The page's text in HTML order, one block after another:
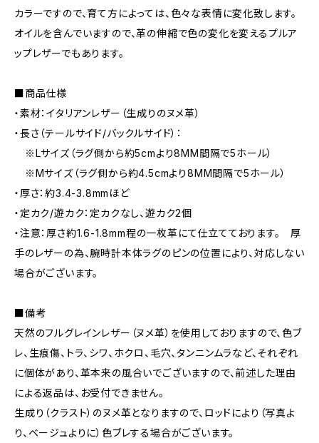
カラーですので、育て方によっては、色々な表情に変化致します。
オイルを含んでいますので、革の伸縮で色の変化を変えるプルア
ップレザーでもあります。
■商品仕様
・素材：イタリアンレザー（生成りのヌメ革）
・長さ（テールサイド/バックルサイド）：
※Lサイズ（ラグ側から約5cmより8MM間隔で5ホール）
※Mサイズ（ラグ側から約4.5cmより8MM間隔で5ホール）
・厚さ：約3.4-3.8mmほど
・定カク/遊カク：定カクなし、遊カク2個
・注意：厚さ約1.6-1.8mm程の一枚革にて仕立てております。 厚
手のレザーの為、腕時計本体ラグのピンの位置により、対応しない
場合がございます。
■備考
天然のフルグレインレザー（ヌメ革）を使用しておりますので、色ブ
レ、生痕傷、トラ、シワ、ホクロ、毛穴、タンニンムラなど、それぞれ
に個体があり、革本来の風合いでございますので、前述した理由
による返品は、お受付できません。
生成り（クラスト）のヌメ革となりますので、ロッドにより（写真よ
り、ベージュよりに）色ブレする場合がございます。